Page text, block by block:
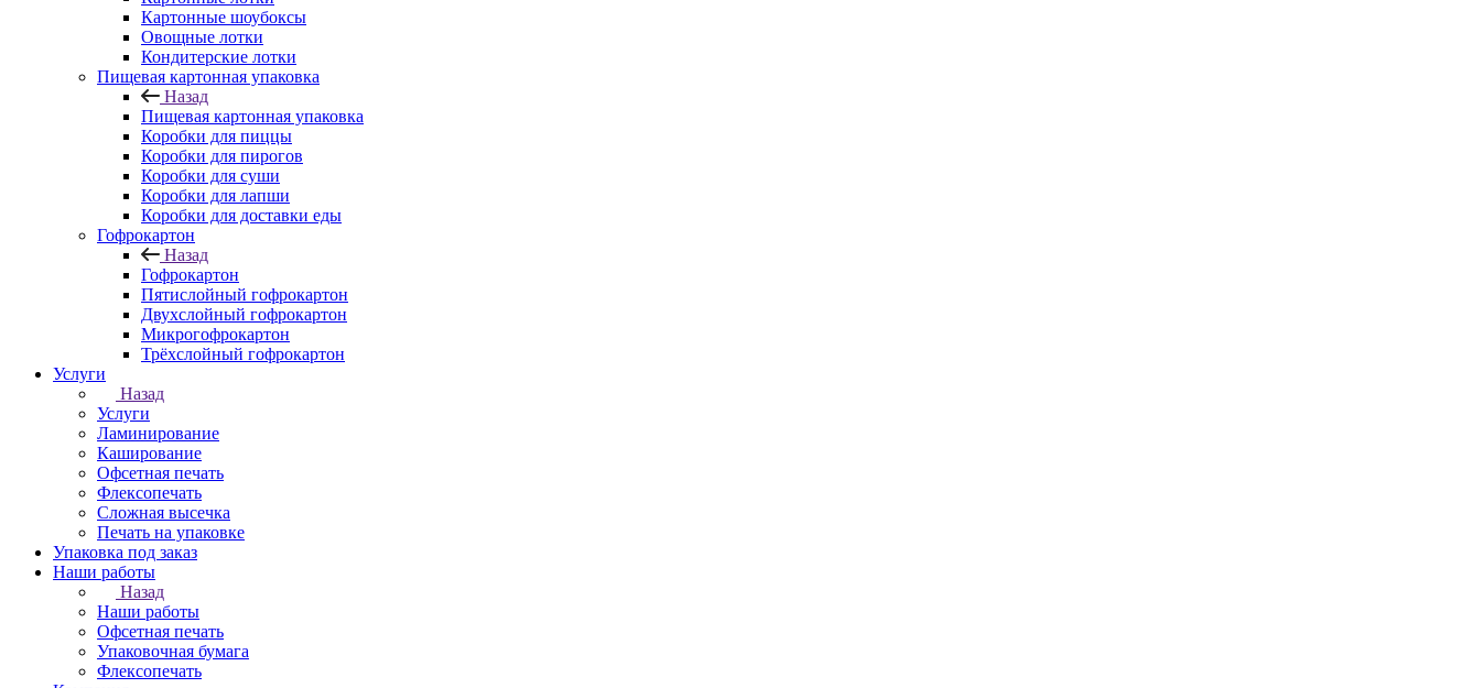
Картонные шоубоксы
Овощные лотки
Кондитерские лотки
Пищевая картонная упаковка
Назад
Пищевая картонная упаковка
Коробки для пиццы
Коробки для пирогов
Коробки для суши
Коробки для лапши
Коробки для доставки еды
Гофрокартон
Назад
Гофрокартон
Пятислойный гофрокартон
Двухслойный гофрокартон
Микрогофрокартон
Трёхслойный гофрокартон
Услуги
Назад
Услуги
Ламинирование
Каширование
Офсетная печать
Флексопечать
Сложная высечка
Печать на упаковке
Упаковка под заказ
Наши работы
Назад
Наши работы
Офсетная печать
Упаковочная бумага
Флексопечать